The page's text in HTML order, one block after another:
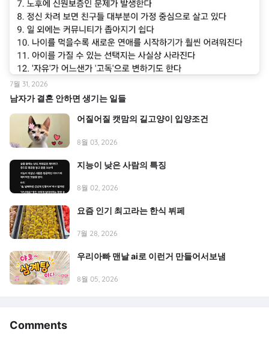
남자가 결혼 안하면 생기는 일들
7월 31, 2026
어질어질 캣맘의 길고양이 입양조건
8월 03, 2026
지능이 낮은 사람의 특징
8월 02, 2026
요즘 인기 최고라는 한식 뷔페
7월 28, 2026
우리아빠 맨날 ai로 이런거 만들어서보냄
8월 05, 2026
Comments